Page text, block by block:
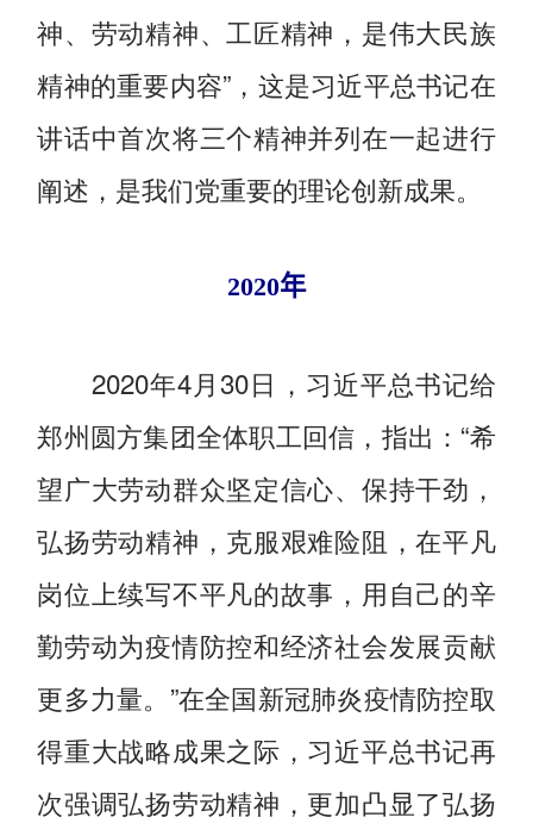
神、劳动精神、工匠精神，是伟大民族
精神的重要内容”，这是习近平总书记在
讲话中首次将三个精神并列在一起进行
阐述，是我们党重要的理论创新成果。
2020年
2020年4月30日，习近平总书记给
郑州圆方集团全体职工回信，指出：“希
望广大劳动群众坚定信心、保持干劲，
弘扬劳动精神，克服艰难险阻，在平凡
岗位上续写不平凡的故事，用自己的辛
勤劳动为疫情防控和经济社会发展贡献
更多力量。”在全国新冠肺炎疫情防控取
得重大战略成果之际，习近平总书记再
次强调弘扬劳动精神，更加凸显了弘扬